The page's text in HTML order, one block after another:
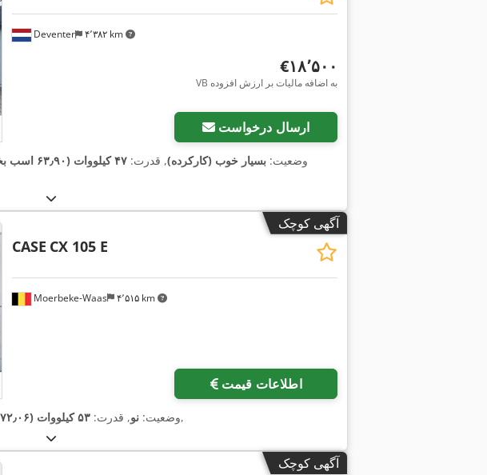
Deventer ۴٬۳۸۲ km
‎€۱۸٬۵۰۰
VB به اضافه مالیات بر ارزش افزوده
ارسال درخواست
وضعیت: بسیار خوب (کارکرده), قدرت: ۴۷ کیلووات (۶۳٫۹۰ اسب بخار)
آگهی کوچک
Moerbeke-Waas ۴٬۵۱۵ km
CASE CX 105 E
اطلاعات قیمت
وضعیت: نو, قدرت: ۵۳ کیلووات (۷۲٫۰۶ اسب بخار) ,
آگهی کوچک